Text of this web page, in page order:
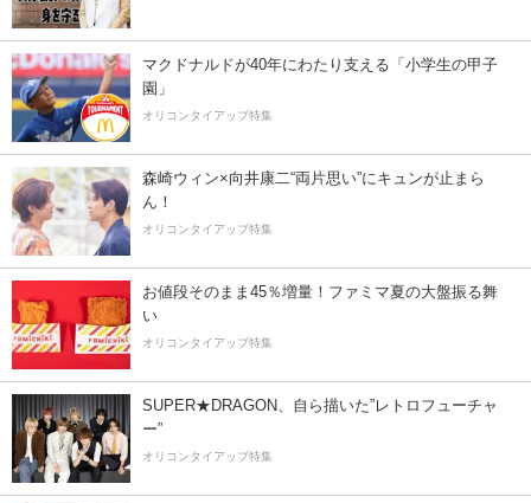
マクドナルドが40年にわたり支える「小学生の甲子
園」
オリコンタイアップ特集
森崎ウィン×向井康二“両片思い”にキュンが止まら
ん！
オリコンタイアップ特集
お値段そのまま45％増量！ファミマ夏の大盤振る舞
い
オリコンタイアップ特集
SUPER★DRAGON、自ら描いた”レトロフューチャ
ー”
オリコンタイアップ特集